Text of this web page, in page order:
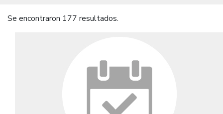
Se encontraron 177 resultados.